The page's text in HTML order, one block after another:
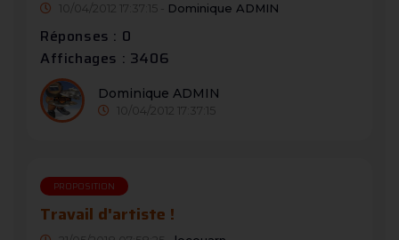
10/04/2012 17:37:15 - Dominique ADMIN
Réponses : 0
Affichages : 3406
Dominique ADMIN
10/04/2012 17:37:15
PROPOSITION
Travail d'artiste !